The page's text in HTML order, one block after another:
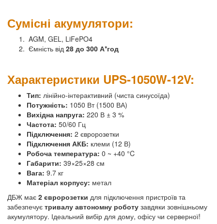
Сумісні акумулятори:
AGM, GEL, LiFePO4
Ємність від 28 до 300 А*год
Характеристики UPS-1050W-12V:
Тип: лінійно-інтерактивний (чиста синусоїда)
Потужність: 1050 Вт (1500 ВА)
Вихідна напруга: 220 В ± 3 %
Частота: 50/60 Гц
Підключення: 2 євророзетки
Підключення АКБ: клеми (12 В)
Робоча температура: 0 ~ +40 °C
Габарити: 39×25×28 см
Вага: 9.7 кг
Матеріал корпусу: метал
ДБЖ має 2 євророзетки для підключення пристроїв та
забезпечує тривалу автономну роботу завдяки зовнішньому
акумулятору. Ідеальний вибір для дому, офісу чи серверної!